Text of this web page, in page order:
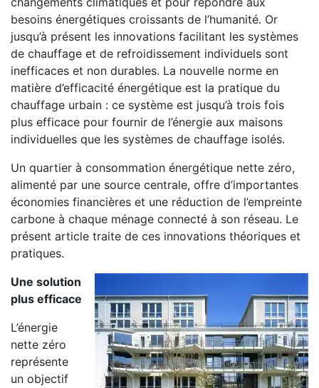
besoins énergétiques croissants de l’humanité. Or
jusqu’à présent les innovations facilitant les systèmes
de chauffage et de refroidissement individuels sont
inefficaces et non durables. La nouvelle norme en
matière d’efficacité énergétique est la pratique du
chauffage urbain : ce système est jusqu’à trois fois
plus efficace pour fournir de l’énergie aux maisons
individuelles que les systèmes de chauffage isolés.
Un quartier à consommation énergétique nette zéro,
alimenté par une source centrale, offre d’importantes
économies financières et une réduction de l’empreinte
carbone à chaque ménage connecté à son réseau. Le
présent article traite de ces innovations théoriques et
pratiques.
Une solution
plus efficace
L’énergie
nette zéro
représente
un objectif